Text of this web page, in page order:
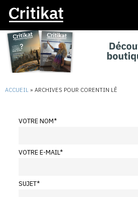
ACCUEIL » ARCHIVES POUR CORENTIN LÊ
VOTRE NOM*
VOTRE E-MAIL*
SUJET*